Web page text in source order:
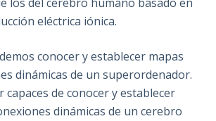
eléctrica iónica.
conocer y establecer mapas
dinámicas de un superordenador.
capaces de conocer y establecer
dinámicas de un cerebro